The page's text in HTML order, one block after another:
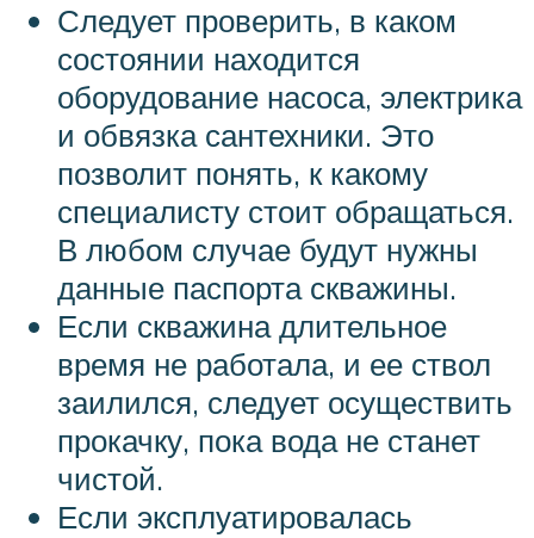
Следует проверить, в каком
состоянии находится
оборудование насоса, электрика
и обвязка сантехники. Это
позволит понять, к какому
специалисту стоит обращаться.
В любом случае будут нужны
данные паспорта скважины.
Если скважина длительное
время не работала, и ее ствол
заилился, следует осуществить
прокачку, пока вода не станет
чистой.
Если эксплуатировалась